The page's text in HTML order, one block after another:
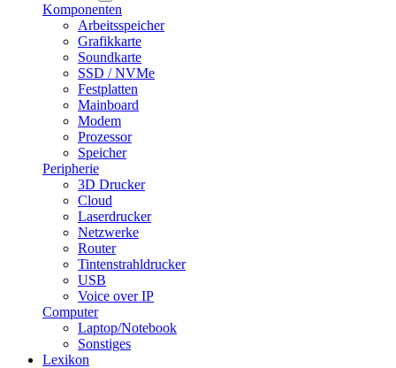
Komponenten
Arbeitsspeicher
Grafikkarte
Soundkarte
SSD / NVMe
Festplatten
Mainboard
Modem
Prozessor
Speicher
Peripherie
3D Drucker
Cloud
Laserdrucker
Netzwerke
Router
Tintenstrahldrucker
USB
Voice over IP
Computer
Laptop/Notebook
Sonstiges
Lexikon